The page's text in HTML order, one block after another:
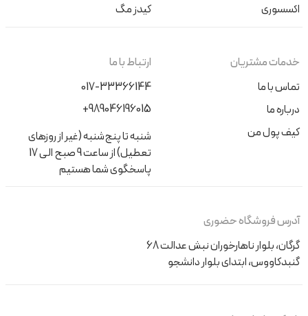
اکسسوری
کیدز مگ
خدمات مشتریان
تماس با ما
درباره ما
کیف پول من
ارتباط با ما
017-33366144
+989046196015
شنبه تا پنج‌شنبه (غیر از روزهای
تعطیل) از ساعت 9 صبح الی 17
پاسخگوی شما هستیم
آدرس فروشگاه حضوری
گرگان، بلوار ناهارخوران نبش عدالت 68
گنبدکاووس، ابتدای بلوار دانشجو